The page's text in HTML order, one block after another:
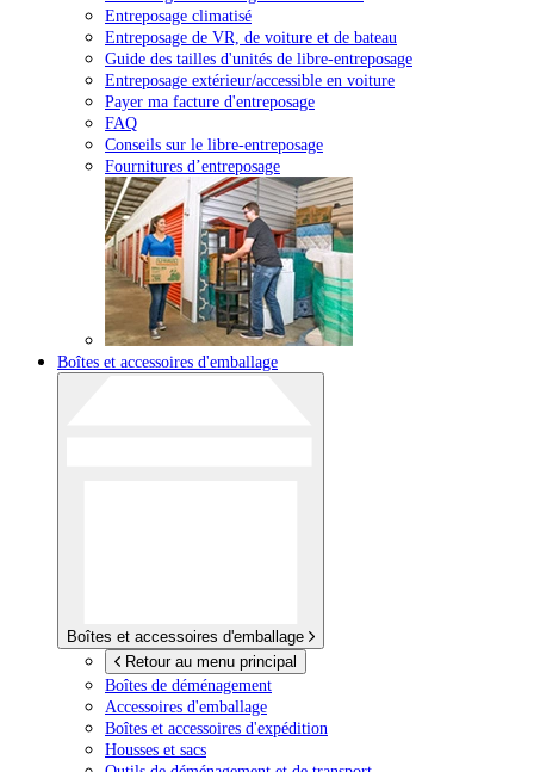
Entreposage climatisé
Entreposage de VR, de voiture et de bateau
Guide des tailles d'unités de libre-entreposage
Entreposage extérieur/accessible en voiture
Payer ma facture d'entreposage
FAQ
Conseils sur le libre-entreposage
Fournitures d’entreposage
Boîtes et accessoires d'emballage
Boîtes et accessoires d'emballage
Retour au menu principal
Boîtes de déménagement
Accessoires d'emballage
Boîtes et accessoires d'expédition
Housses et sacs